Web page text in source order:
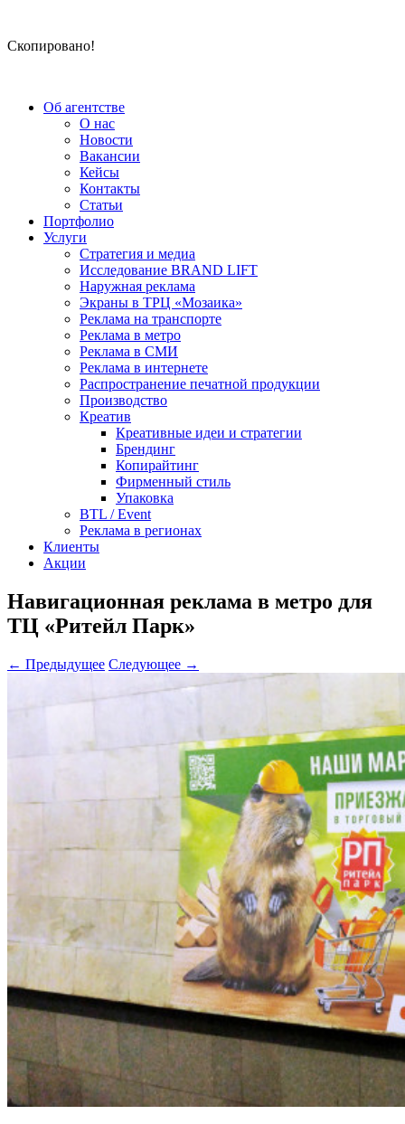
Скопировано!
Об агентстве
О нас
Новости
Вакансии
Кейсы
Контакты
Статьи
Портфолио
Услуги
Стратегия и медиа
Исследование BRAND LIFT
Наружная реклама
Экраны в ТРЦ «Мозаика»
Реклама на транспорте
Реклама в метро
Реклама в СМИ
Реклама в интернете
Распространение печатной продукции
Производство
Креатив
Креативные идеи и стратегии
Брендинг
Копирайтинг
Фирменный стиль
Упаковка
BTL / Event
Реклама в регионах
Клиенты
Акции
Навигационная реклама в метро для
ТЦ «Ритейл Парк»
← Предыдущее Следующее →